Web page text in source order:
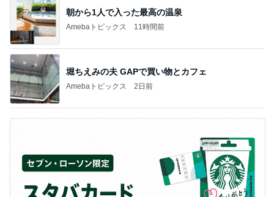
朝から1人で入った最高の温泉
Amebaトピックス 11時間前
堀ちえみの夫 GAPで買い物とカフェ
Amebaトピックス 2日前